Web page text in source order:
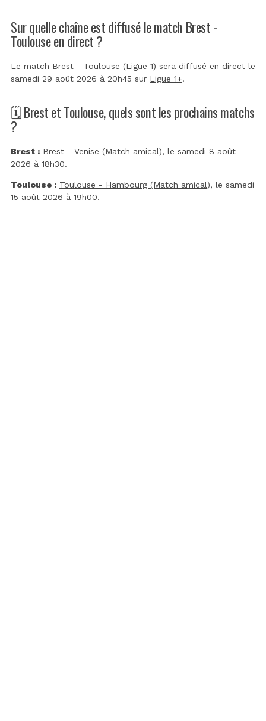
Sur quelle chaîne est diffusé le match Brest -
Toulouse en direct ?
Le match Brest - Toulouse (Ligue 1) sera diffusé en direct le
samedi 29 août 2026 à 20h45 sur Ligue 1+.
🗓️ Brest et Toulouse, quels sont les prochains matchs
?
Brest : Brest - Venise (Match amical), le samedi 8 août
2026 à 18h30.
Toulouse : Toulouse - Hambourg (Match amical), le samedi
15 août 2026 à 19h00.